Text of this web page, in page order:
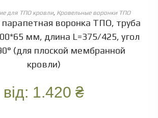
ОБЕРІТЬ ОПЦІЇ
для ТПО кровли, Кровельные воронки ТПО
воронка ТПО, труба
мм, длина L=375/425, угол
(для плоской мембранной
кровли)
від: 1.420 ₴